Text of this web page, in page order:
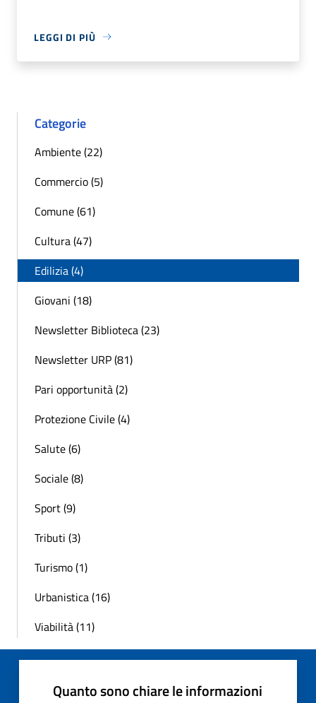
LEGGI DI PIÙ
Categorie
Ambiente (22)
Commercio (5)
Comune (61)
Cultura (47)
Edilizia (4)
Giovani (18)
Newsletter Biblioteca (23)
Newsletter URP (81)
Pari opportunità (2)
Protezione Civile (4)
Salute (6)
Sociale (8)
Sport (9)
Tributi (3)
Turismo (1)
Urbanistica (16)
Viabilità (11)
Quanto sono chiare le informazioni